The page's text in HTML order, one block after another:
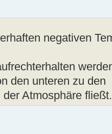
negativen
den unteren zu den
Atmosphäre fließt.